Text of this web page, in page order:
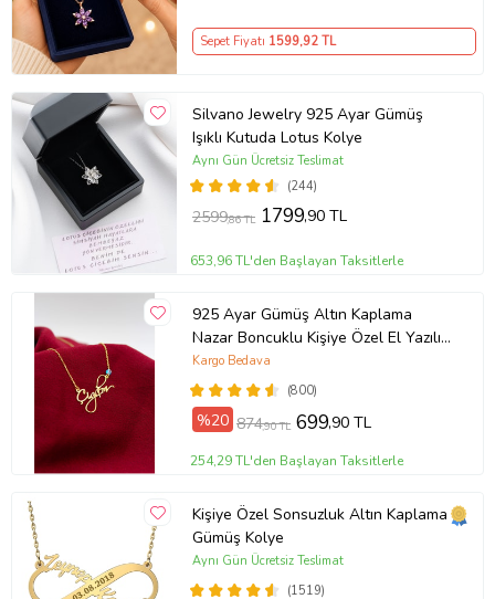
Sepet Fiyatı 1599,92 TL
Silvano Jewelry 925 Ayar Gümüş
Işıklı Kutuda Lotus Kolye
(244)
Aynı Gün Ücretsiz Teslimat
2599,86 TL 1799,90 TL
653,96 TL'den Başlayan Taksitlerle
925 Ayar Gümüş Altın Kaplama
Nazar Boncuklu Kişiye Özel El Yazılı
Kolye (Sarı)
(800)
Kargo Bedava
%20 874,90 TL 699,90 TL
254,29 TL'den Başlayan Taksitlerle
Kişiye Özel Sonsuzluk Altın Kaplama
Gümüş Kolye
(1519)
Aynı Gün Ücretsiz Teslimat